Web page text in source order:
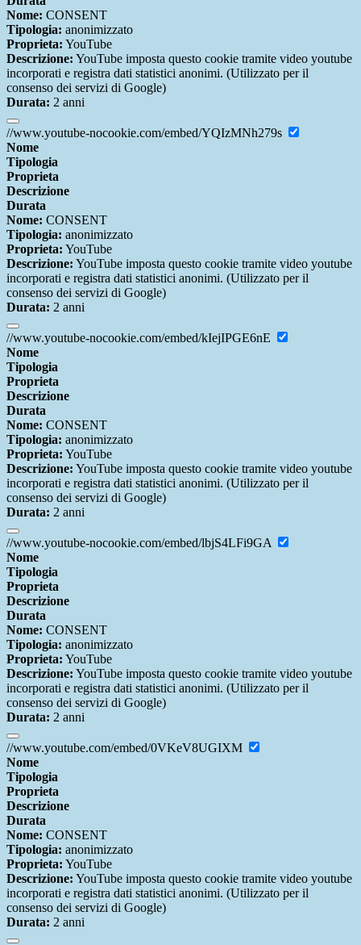
Nome: CONSENT
Tipologia: anonimizzato
Proprieta: YouTube
Descrizione: YouTube imposta questo cookie tramite video youtube
incorporati e registra dati statistici anonimi. (Utilizzato per il
consenso dei servizi di Google)
Durata: 2 anni
//www.youtube-nocookie.com/embed/YQIzMNh279s
Nome
Tipologia
Proprieta
Descrizione
Durata
Nome: CONSENT
Tipologia: anonimizzato
Proprieta: YouTube
Descrizione: YouTube imposta questo cookie tramite video youtube
incorporati e registra dati statistici anonimi. (Utilizzato per il
consenso dei servizi di Google)
Durata: 2 anni
//www.youtube-nocookie.com/embed/kIejIPGE6nE
Nome
Tipologia
Proprieta
Descrizione
Durata
Nome: CONSENT
Tipologia: anonimizzato
Proprieta: YouTube
Descrizione: YouTube imposta questo cookie tramite video youtube
incorporati e registra dati statistici anonimi. (Utilizzato per il
consenso dei servizi di Google)
Durata: 2 anni
//www.youtube-nocookie.com/embed/lbjS4LFi9GA
Nome
Tipologia
Proprieta
Descrizione
Durata
Nome: CONSENT
Tipologia: anonimizzato
Proprieta: YouTube
Descrizione: YouTube imposta questo cookie tramite video youtube
incorporati e registra dati statistici anonimi. (Utilizzato per il
consenso dei servizi di Google)
Durata: 2 anni
//www.youtube.com/embed/0VKeV8UGIXM
Nome
Tipologia
Proprieta
Descrizione
Durata
Nome: CONSENT
Tipologia: anonimizzato
Proprieta: YouTube
Descrizione: YouTube imposta questo cookie tramite video youtube
incorporati e registra dati statistici anonimi. (Utilizzato per il
consenso dei servizi di Google)
Durata: 2 anni